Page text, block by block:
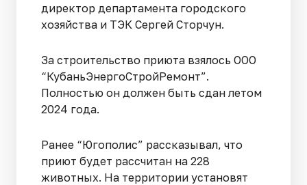
директор департамента городского
хозяйства и ТЭК Сергей Сторчун.
За строительство приюта взялось ООО
“КубаньЭнергоСтройРемонт”.
Полностью он должен быть сдан летом
2024 года.
Ранее “Югополис” рассказывал, что
приют будет рассчитан на 228
животных. На территории установят